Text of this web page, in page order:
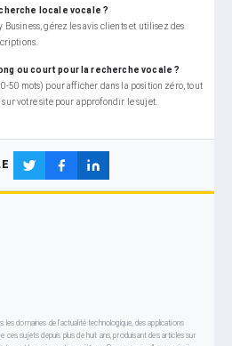
locale vocale ?
gérez les avis clients et utilisez des
ou court pour la recherche vocale ?
50 mots) pour afficher dans la position zéro, tout
votre site pour approfondir le sujet.
domaines de l’actualité technologique, des applications
ces sujets depuis plus de huit ans, produisant des articles sur